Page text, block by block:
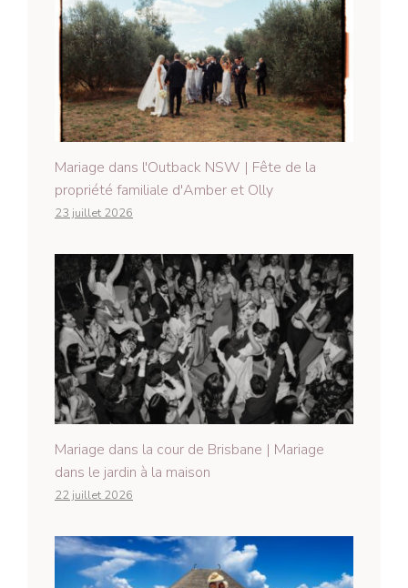
Mariage dans l'Outback NSW | Fête de la
propriété familiale d'Amber et Olly
23 juillet 2026
Mariage dans la cour de Brisbane | Mariage
dans le jardin à la maison
22 juillet 2026